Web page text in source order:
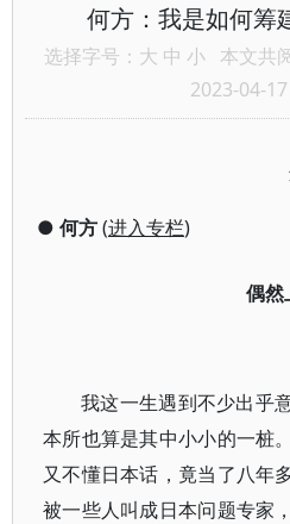
何方：我是如何筹
选择字号： 大 中 小 本文共
2023-04-
● 何方(进入专栏)
偶然
我这一生遇到不少出乎
本所也算是其中小小的一桩
又不懂日本话，竟当了八年
被一些人叫成日本问题专家